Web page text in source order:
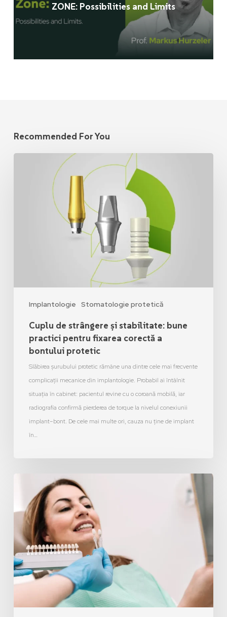
ZONE: Possibilities and Limits
Recommended For You
Implantologie Stomatologie protetică
Cuplu de strângere și stabilitate: bune
practici pentru fixarea corectă a
bontului protetic
Slăbirea șurubului protetic rămâne una dintre cele mai frecvente
complicații mecanice din implantologie. Probabil ai întâlnit
situația în cabinet: pacientul revine cu o coroană mobilă, iar
radiografia confirmă pierderea de torque la nivelul conexiunii
implant–bont. De cele mai multe ori, cauza nu ține de implant
în…